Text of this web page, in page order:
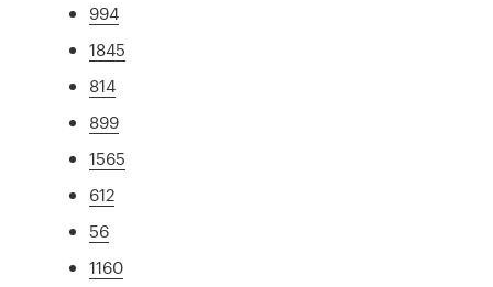
994
1845
814
899
1565
612
56
1160